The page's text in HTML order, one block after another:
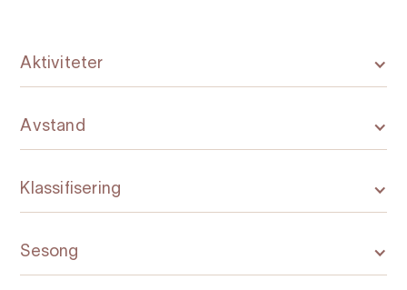
Sunset (pakketur)
snø og is.
Trolltunga & andre fjelltoppar i Hardanger
(pakketur) - Utforsk Trolltunga og andre
spektakulære fjelltoppar i Hardanger.
klatring. På denne adrenalin-turen får du
Aktiviteter
Avstand
Klassifisering
Sesong